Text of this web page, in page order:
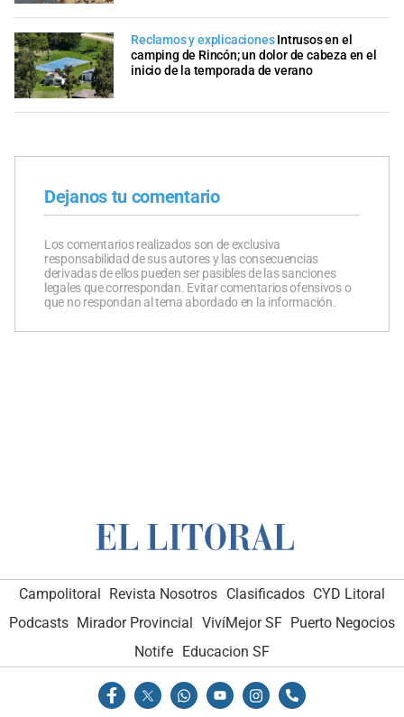
Reclamos y explicaciones Intrusos en el
camping de Rincón; un dolor de cabeza en el
inicio de la temporada de verano
Dejanos tu comentario
Los comentarios realizados son de exclusiva
responsabilidad de sus autores y las consecuencias
derivadas de ellos pueden ser pasibles de las sanciones
legales que correspondan. Evitar comentarios ofensivos o
que no respondan al tema abordado en la información.
Campolitoral Revista Nosotros Clasificados CYD Litoral
Podcasts Mirador Provincial VivíMejor SF Puerto Negocios
Notife Educacion SF